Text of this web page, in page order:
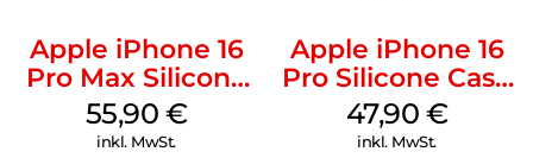
Apple iPhone 16
Pro Max Silicone
Case MagSafe
Stone Gray
55,90 €
inkl. MwSt.
Apple iPhone 16
Pro Silicone Case
MagSafe Denim
47,90 €
inkl. MwSt.